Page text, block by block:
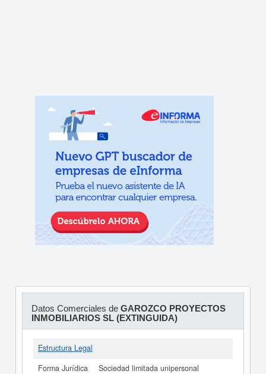
Datos Comerciales de GAROZCO PROYECTOS
INMOBILIARIOS SL (EXTINGUIDA)
Estructura Legal
Forma Jurídica
Sociedad limitada unipersonal